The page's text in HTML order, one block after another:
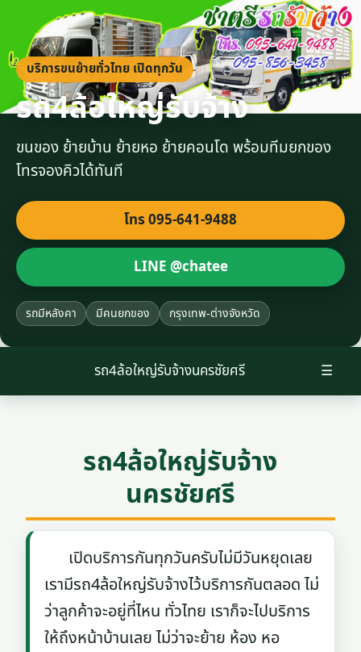
บริการขนย้ายทั่วไทย เปิดทุกวัน
รถ4ล้อใหญ่รับจ้าง
ขนของ ย้ายบ้าน ย้ายหอ ย้ายคอนโด พร้อมทีมยกของ
โทรจองคิวได้ทันที
โทร 095-641-9488
LINE @chatee
รถมีหลังคา มีคนยกของ กรุงเทพ-ต่างจังหวัด
☰
รถ4ล้อใหญ่รับจ้างนครชัยศรี
รถ4ล้อใหญ่รับจ้าง
นครชัยศรี
เปิดบริการกันทุกวันครับไม่มีวันหยุดเลย
เรามีรถ4ล้อใหญ่รับจ้างไว้บริการกันตลอด ไม่
ว่าลูกค้าจะอยู่ที่ไหน ทั่วไทย เราก็จะไปบริการ
ให้ถึงหน้าบ้านเลย ไม่ว่าจะย้าย ห้อง หอ